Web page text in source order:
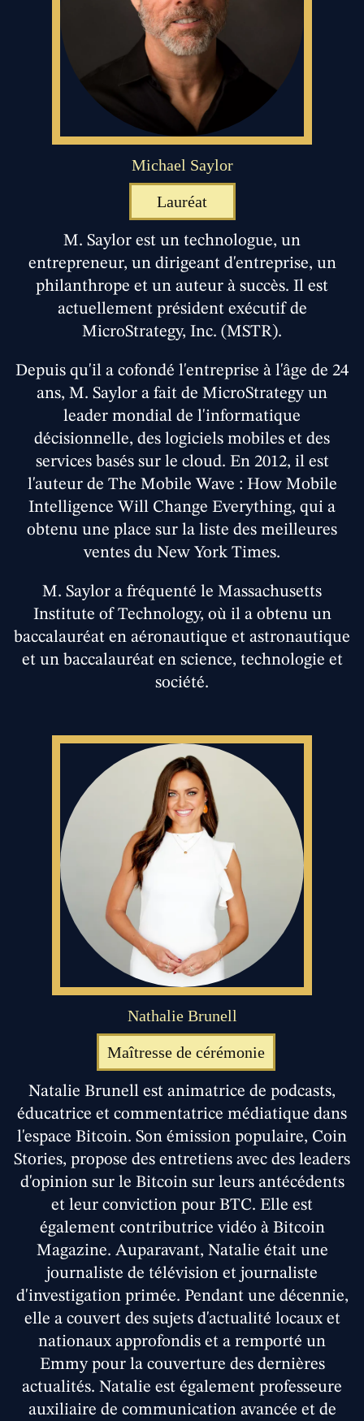
Michael Saylor
Lauréat
M. Saylor est un technologue, un
entrepreneur, un dirigeant d'entreprise, un
philanthrope et un auteur à succès. Il est
actuellement président exécutif de
MicroStrategy, Inc. (MSTR).
Depuis qu'il a cofondé l'entreprise à l'âge de 24
ans, M. Saylor a fait de MicroStrategy un
leader mondial de l'informatique
décisionnelle, des logiciels mobiles et des
services basés sur le cloud. En 2012, il est
l'auteur de The Mobile Wave : How Mobile
Intelligence Will Change Everything, qui a
obtenu une place sur la liste des meilleures
ventes du New York Times.
M. Saylor a fréquenté le Massachusetts
Institute of Technology, où il a obtenu un
baccalauréat en aéronautique et astronautique
et un baccalauréat en science, technologie et
société.
Nathalie Brunell
Maîtresse de cérémonie
Natalie Brunell est animatrice de podcasts,
éducatrice et commentatrice médiatique dans
l'espace Bitcoin. Son émission populaire, Coin
Stories, propose des entretiens avec des leaders
d'opinion sur le Bitcoin sur leurs antécédents
et leur conviction pour BTC. Elle est
également contributrice vidéo à Bitcoin
Magazine. Auparavant, Natalie était une
journaliste de télévision et journaliste
d'investigation primée. Pendant une décennie,
elle a couvert des sujets d'actualité locaux et
nationaux approfondis et a remporté un
Emmy pour la couverture des dernières
actualités. Natalie est également professeure
auxiliaire de communication avancée et de